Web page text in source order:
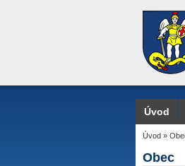
Úvod
Úvod »
Obec